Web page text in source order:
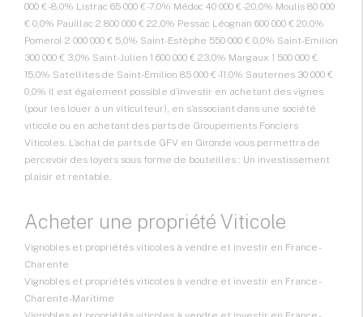
000 € -8,0% Listrac 65 000 € -7,0% Médoc 40 000 € -20,0% Moulis 80 000
€ 0,0% Pauillac 2 800 000 € 22,0% Pessac Léognan 600 000 € 20,0%
Pomerol 2 000 000 € 5,0% Saint-Estèphe 550 000 € 0,0% Saint-Emilion
300 000 € 3,0% Saint-Julien 1 600 000 € 23,0% Margaux 1 500 000 €
15,0% Satellites de Saint-Emilion 85 000 € -11,0% Sauternes 30 000 €
0,0% Il est également possible d’investir en achetant des vignes
(pour les louer à un viticulteur), en s’associant dans une société
viticole ou en achetant des parts de Groupements Fonciers
Viticoles. L’achat de parts de GFV en Gironde vous permettra de
percevoir des loyers sous forme de bouteilles : Un investissement
plaisir et rentable.
Acheter une propriété Viticole
Vignobles et propriétés viticoles à vendre et investir en France -
Charente
Vignobles et propriétés viticoles à vendre et investir en France -
Charente-Maritime